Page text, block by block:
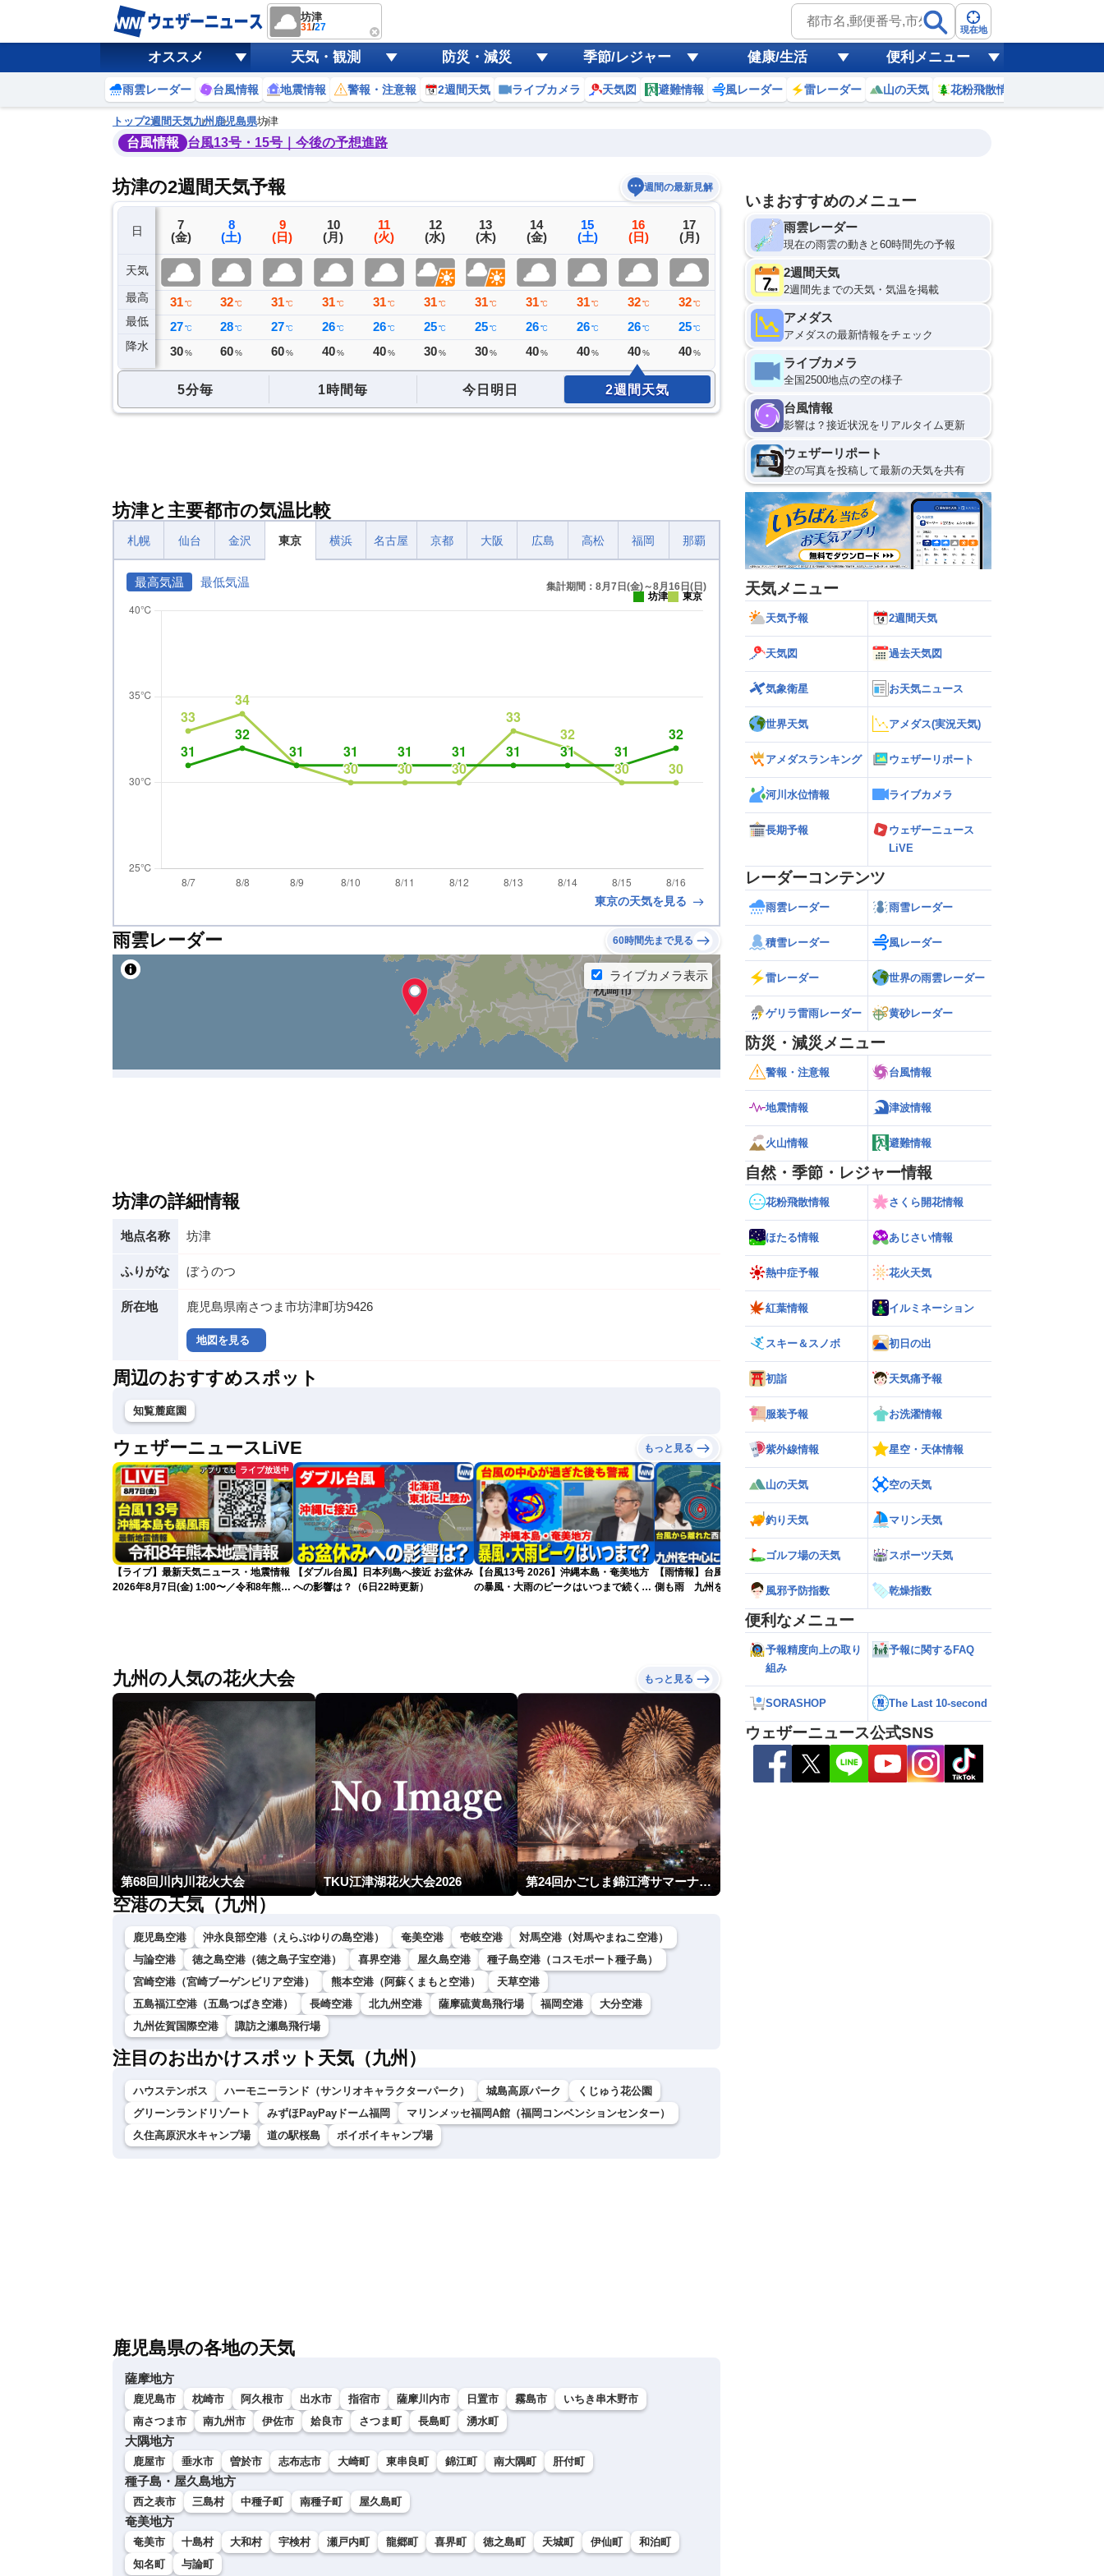
坊津
31/27 現在地
オススメ 天気・観測 防災・減災 季節/レジャー 健康/生活 便利メニュー
雨雲レーダー 台風情報 地震情報 警報・注意報 2週間天気 ライブカメラ 天気図 避難情報 風レーダー 雷レーダー 山の天気 花粉飛散情報
トップ2週間天気九州 鹿児島県坊津
台風情報 台風13号・15号｜今後の予想進路
坊津の2週間天気予報 週間の最新見解
日
天気
最高
最低
降水
6
(木)
32℃
28℃
ミリ
7
(金)
31 ℃
27 ℃
30 %
8
(土)
32 ℃
28 ℃
60 %
9
(日)
31 ℃
27 ℃
60 %
10
(月)
31 ℃
26 ℃
40 %
11
(火)
31℃
26℃
40%
12
(水)
31℃
25℃
30%
13
(木)
31℃
25℃
30%
14
(金)
31℃
26℃
40%
15
(土)
31 ℃
26 ℃
40 %
16
(日)
32 ℃
26 ℃
40 %
17
(月)
32 ℃
25 ℃
40 %
℃
%
19
(水)
C
25
20
(木)
C
26℃
D
信頼度
高
C
5分毎 1時間毎 今日明日 2週間天気
坊津と主要都市の気温比較
札幌 仙台 金沢 東京 横浜 名古屋 京都 大阪 広島 高松 福岡 那覇
最高気温 最低気温
集計期間：8月7日(金)～8月16日(日)
坊津
東京
東京の天気を見る
雨雲レーダー 60時間先まで見る
坊津の詳細情報
地点名称 坊津
ふりがな ぼうのつ
所在地 鹿児島県南さつま市坊津町坊9426
地図を見る
周辺のおすすめスポット
知覧麓庭園
ウェザーニュースLiVE もっと見る
ライブ放送中
【ライブ】最新天気ニュース・地震情報
2026年8月7日(金) 1:00〜／令和8年熊本
【ダブル台風】日本列島へ接近 お盆休み
への影響は？（6日22時更新）
【台風13号 2026】沖縄本島・奄美地方
の暴風・大雨のピークはいつまで続く？
【雨情報】台風から離れた西日本太平洋
側も雨 九州を中心に大雨のおそれ
【熊本八代で39℃観測】被災地・熊本へ
台風による雨風の影響は？
九州の人気の花火大会 もっと見る
第68回川内川花火大会 TKU江津湖花火大会2026 第24回かごしま錦江湾サマーナイト大花火大会
空港の天気（九州）
鹿児島空港 沖永良部空港（えらぶゆりの島空港） 奄美空港 壱岐空港
対馬空港（対馬やまねこ空港）
与論空港
徳之島空港（徳之島子宝空港） 喜界空港 屋久島空港
種子島空港（コスモポート種子島）
宮崎空港（宮崎ブーゲンビリア空港）
熊本空港（阿蘇くまもと空港）
天草空港
五島福江空港（五島つばき空港）
長崎空港 北九州空港 薩摩硫黄島飛行場 福岡空港
大分空港
九州佐賀国際空港
諏訪之瀬島飛行場
注目のお出かけスポット天気（九州）
ハウステンボス ハーモニーランド（サンリオキャラクターパーク） 城島高原パーク
くじゅう花公園
グリーンランドリゾート
みずほPayPayドーム福岡
マリンメッセ福岡A館（福岡コンベンションセンター）
久住高原沢水キャンプ場
道の駅桜島 ボイボイキャンプ場
鹿児島県の各地の天気
薩摩地方
鹿児島市 枕崎市 阿久根市 出水市 指宿市 薩摩川内市 日置市 霧島市
いちき串木野市
南さつま市
南九州市 伊佐市 姶良市 さつま町 長島町 湧水町
大隅地方
鹿屋市 垂水市 曽於市 志布志市 大崎町 東串良町 錦江町 南大隅町 肝付町
種子島・屋久島地方
西之表市 三島村 中種子町 南種子町 屋久島町
奄美地方
奄美市 十島村 大和村 宇検村 瀬戸内町 龍郷町 喜界町 徳之島町 天城町 伊仙町
和泊町
知名町
与論町
いまおすすめのメニュー
雨雲レーダー
現在の雨雲の動きと60時間先の予報
2週間天気
2週間先までの天気・気温を掲載
アメダス
アメダスの最新情報をチェック
ライブカメラ
全国2500地点の空の様子
台風情報
影響は？接近状況をリアルタイム更新
ウェザーリポート
空の写真を投稿して最新の天気を共有
天気メニュー
天気予報 2週間天気
天気図 過去天気図
気象衛星 お天気ニュース
世界天気 アメダス(実況天気)
アメダスランキング ウェザーリポート
河川水位情報 ライブカメラ
長期予報
ウェザーニュース
LiVE
レーダーコンテンツ
雨雲レーダー 雨雪レーダー
積雪レーダー 風レーダー
雷レーダー 世界の雨雲レーダー
ゲリラ雷雨レーダー 黄砂レーダー
防災・減災メニュー
警報・注意報 台風情報
地震情報 津波情報
火山情報 避難情報
自然・季節・レジャー情報
花粉飛散情報 さくら開花情報
ほたる情報 あじさい情報
熱中症予報 花火天気
紅葉情報 イルミネーション
スキー＆スノボ 初日の出
初詣 天気痛予報
服装予報 お洗濯情報
紫外線情報 星空・天体情報
山の天気 空の天気
釣り天気 マリン天気
ゴルフ場の天気 スポーツ天気
風邪予防指数 乾燥指数
便利なメニュー
予報精度向上の取り
組み
予報に関するFAQ
SORASHOP The Last 10-second
ウェザーニュース公式SNS